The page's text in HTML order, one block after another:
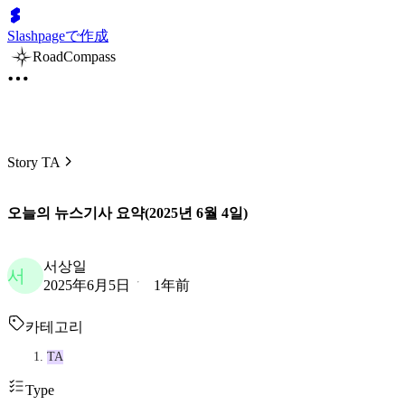
Slashpageで作成
RoadCompass
Story TA
오늘의 뉴스기사 요약(2025년 6월 4일)
서
서상일
2025年6月5日
1年前
카테고리
TA
Type